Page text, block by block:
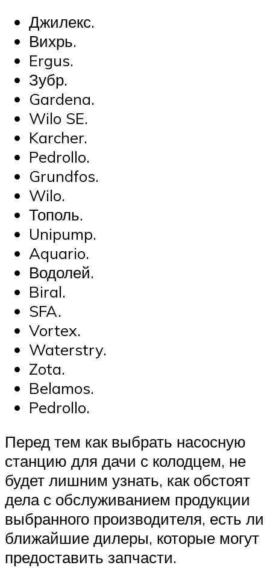
Джилекс.
Вихрь.
Ergus.
Зубр.
Gardena.
Wilo SE.
Karcher.
Pedrollo.
Grundfos.
Wilo.
Тополь.
Unipump.
Aquario.
Водолей.
Biral.
SFA.
Vortex.
Waterstry.
Zota.
Belamos.
Pedrollo.
Перед тем как выбрать насосную
станцию для дачи с колодцем, не
будет лишним узнать, как обстоят
дела с обслуживанием продукции
выбранного производителя, есть ли
ближайшие дилеры, которые могут
предоставить запчасти.